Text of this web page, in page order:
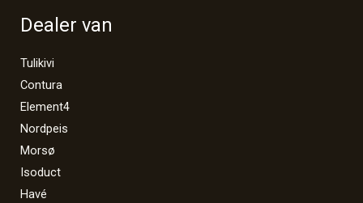
Dealer van
Tulikivi
Contura
Element4
Nordpeis
Morsø
Isoduct
Havé